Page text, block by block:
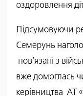
оздоровлення
Підсумовуючи
Семерунь
пов’язані з
вже домоглась
керівництва АТ